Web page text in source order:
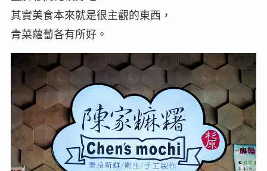
其實美食本來就是很主觀的東西，
青菜蘿蔔各有所好。